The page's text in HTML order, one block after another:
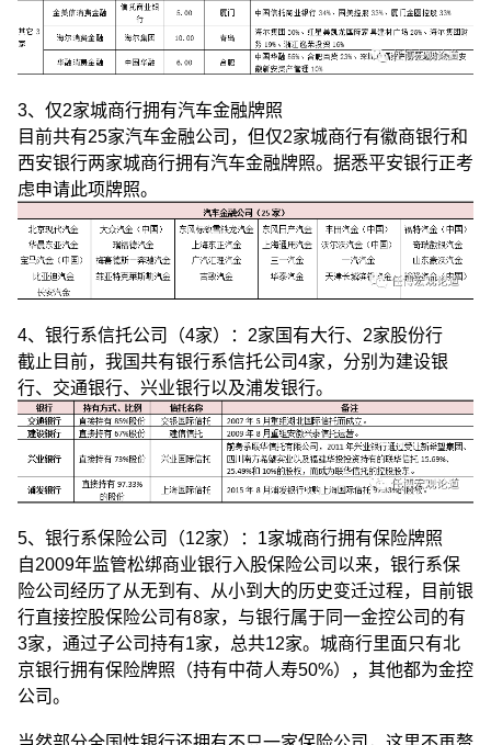
3、仅2家城商行拥有汽车金融牌照
目前共有25家汽车金融公司，但仅2家城商行有徽商银行和
西安银行两家城商行拥有汽车金融牌照。据悉平安银行正考
虑申请此项牌照。
4、银行系信托公司（4家）：2家国有大行、2家股份行
截止目前，我国共有银行系信托公司4家，分别为建设银
行、交通银行、兴业银行以及浦发银行。
5、银行系保险公司（12家）：1家城商行拥有保险牌照
自2009年监管松绑商业银行入股保险公司以来，银行系保
险公司经历了从无到有、从小到大的历史变迁过程，目前银
行直接控股保险公司有8家，与银行属于同一金控公司的有
3家，通过子公司持有1家，总共12家。城商行里面只有北
京银行拥有保险牌照（持有中荷人寿50%），其他都为金控
公司。